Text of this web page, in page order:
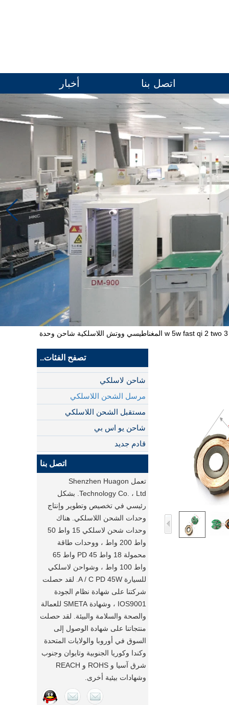
اتصل بنا أخبار
qi fast smart watch اللاسلكية وحدة الشحن المغناطيس استقبال الارسال 3 w 5w fast qi 2 two المغناطيسي ووتش اللاسلكية شاحن وحدة
تصفح الفئات..
شاحن لاسلكي
مرسل الشحن اللاسلكي
مستقبل الشحن اللاسلكي
شاحن يو اس بي
قادم جديد
اتصل بنا
تعمل Shenzhen Huagon
Technology Co. ، Ltd. بشكل
رئيسي في تخصيص وتطوير وإنتاج
وحدات الشحن اللاسلكي. هناك
وحدات شحن لاسلكي 15 واط 50
واط 200 واط ، ووحدات طاقة
محمولة 18 واط PD 45 واط 65
واط 100 واط ، وشواحن لاسلكي
للسيارة A / C PD 45W. لقد حصلت
شركتنا على شهادة نظام الجودة
IOS9001 ، وشهادة SMETA للعمالة
والصحة والسلامة والبيئة. لقد حصلت
منتجاتنا على شهادة الوصول إلى
السوق في أوروبا والولايات المتحدة
وكندا وكوريا الجنوبية وتايوان وجنوب
شرق آسيا و ROHS و REACH
وشهادات بيئية أخرى.